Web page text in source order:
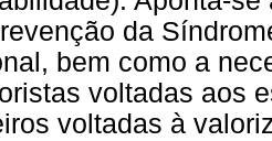
da
bem como a
voltadas aos
voltadas à